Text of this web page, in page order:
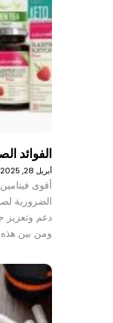
الفوائد
أبريل 28, 2025
أقوى
الضرورية
دعم وتعزيز
ومن بين